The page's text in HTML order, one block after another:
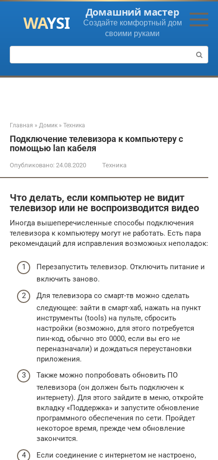
Перейти
контенту
Домашний мастер
Создайте комфортный дом
своими руками
Поиск:
Главная » Домик » Техника
Подключение телевизора к компьютеру с
помощью lan кабеля
Опубликовано: 24.08.2020 Техника
Что делать, если компьютер не видит
телевизор или не воспроизводится видео
Иногда вышеперечисленные способы подключения
телевизора к компьютеру могут не работать. Есть пара
рекомендаций для исправления возможных неполадок:
Перезапустить телевизор. Отключить питание и
включить заново.
Для телевизора со смарт-тв можно сделать
следующее: зайти в смарт-хаб, нажать на пункт
инструменты (tools) на пульте, сбросить
настройки (возможно, для этого потребуется
пин-код, обычно это 0000, если вы его не
переназначали) и дождаться переустановки
приложения.
Также можно попробовать обновить ПО
телевизора (он должен быть подключен к
интернету). Для этого зайдите в меню, откройте
вкладку «Поддержка» и запустите обновление
программного обеспечения по сети. Пройдет
некоторое время, прежде чем обновление
закончится.
Если соединение с интернетом не настроено,